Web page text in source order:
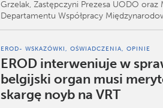
Grzelak, Zastępczyni Prezesa UODO
Departamentu Współpracy
EROD- WSKAZÓWKI, OŚWIADCZENIA, OPINIE
EROD interweniuje w
belgijski organ musi
skargę noyb na VRT